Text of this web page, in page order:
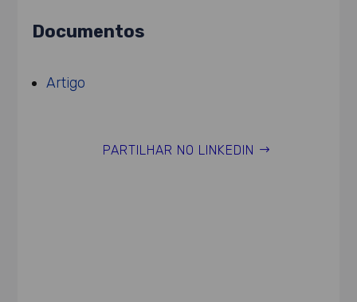
Documentos
Artigo
PARTILHAR NO LINKEDIN